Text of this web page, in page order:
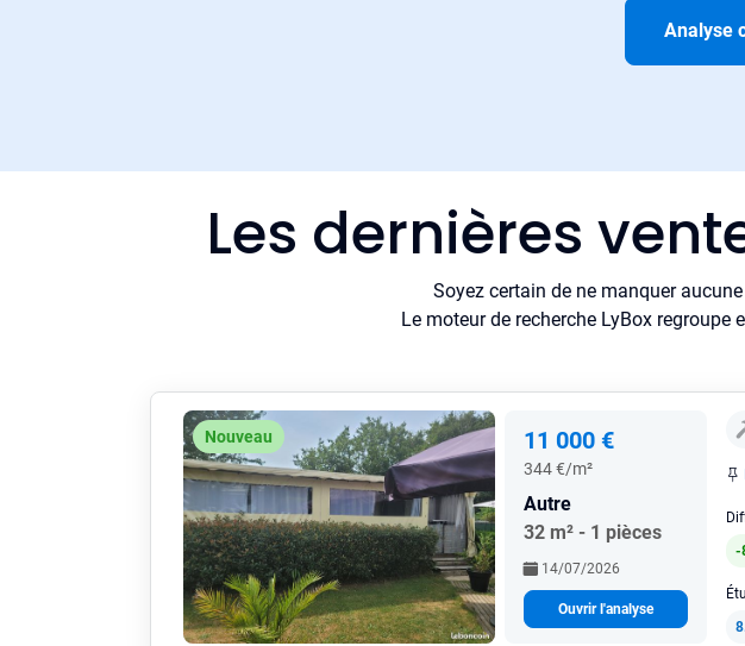
Analyse
Les dernières
Soyez certain de ne manquer
Le moteur de recherche LyBox
Nouveau 11 000 €
344 €/m²
Autre
32 m² - 1 pièces
14/07/2026
Ouvrir l'analyse
-